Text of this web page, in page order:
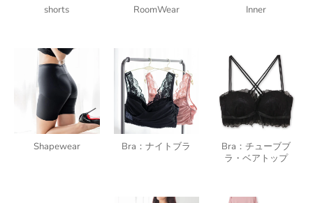
shorts RoomWear Inner
Shapewear Bra：ナイトブラ
Bra：チューブブ
ラ・ベアトップ